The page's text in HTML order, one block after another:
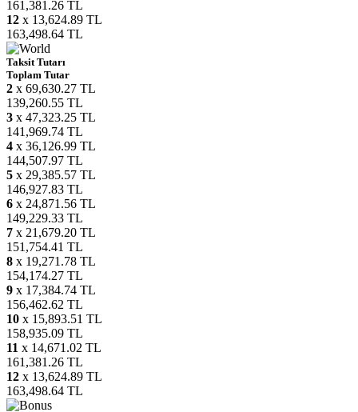
161,381.26 TL
12 x 13,624.89 TL
163,498.64 TL
Taksit Tutarı
Toplam Tutar
2 x 69,630.27 TL
139,260.55 TL
3 x 47,323.25 TL
141,969.74 TL
4 x 36,126.99 TL
144,507.97 TL
5 x 29,385.57 TL
146,927.83 TL
6 x 24,871.56 TL
149,229.33 TL
7 x 21,679.20 TL
151,754.41 TL
8 x 19,271.78 TL
154,174.27 TL
9 x 17,384.74 TL
156,462.62 TL
10 x 15,893.51 TL
158,935.09 TL
11 x 14,671.02 TL
161,381.26 TL
12 x 13,624.89 TL
163,498.64 TL